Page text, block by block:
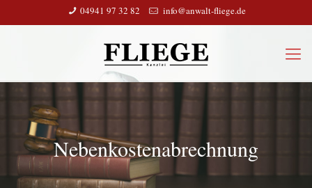
04941 97 32 82 info@anwalt-fliege.de
Nebenkostenabrechnung